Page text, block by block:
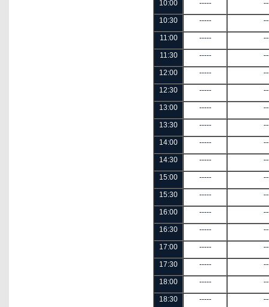
10:00 -----
10:30 -----
11:00 -----
11:30 -----
12:00 -----
12:30 -----
13:00 -----
13:30 -----
14:00 -----
14:30 -----
15:00 -----
15:30 -----
16:00 -----
16:30 -----
17:00 -----
17:30 -----
18:00 -----
18:30 -----